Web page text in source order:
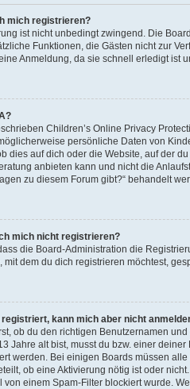
mich registrieren?
ist nicht unbedingt zwingend. Die
Funktionen, die Gästen nicht zur
Anmeldung, da sie schnell erledigt ist
Children’s Online Privacy
persönliche Daten von
dies auf dich oder die Website, auf der
anbieten kann und nicht die
zu diesem Forum gibt?“ behandelt
mich nicht registrieren?
die Board-Administration die
mit dem du dich registrieren möchtest,
registriert, kann mich aber nicht
ob du den richtigen Benutzernamen
Jahre alt bist, musst du bzw. einer
werden. Bei einigen Boards müssen
ob eine Aktivierung nötig ist oder
von einem Spam-Filter blockiert wurde.